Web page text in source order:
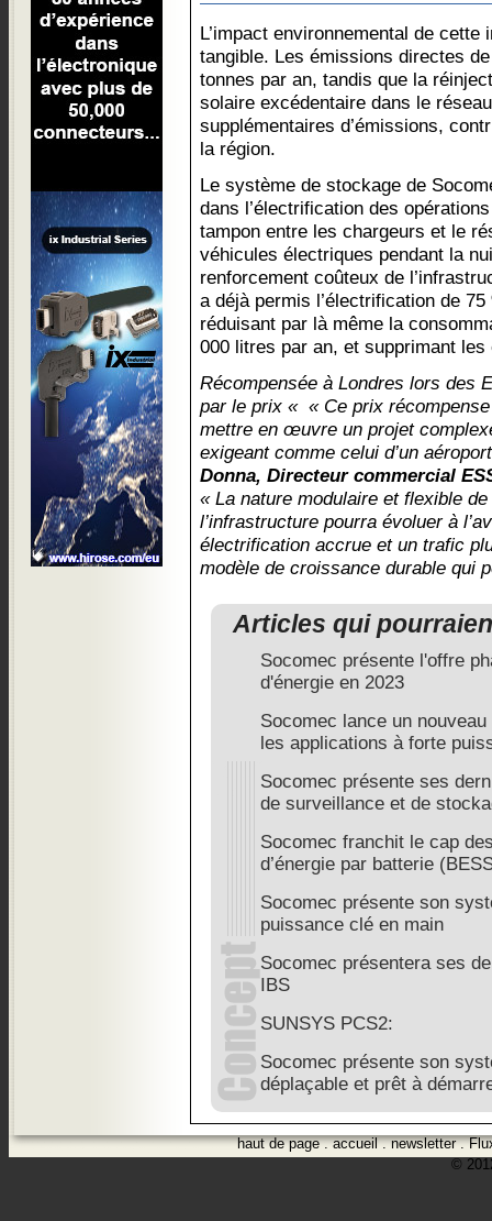
L’impact environnemental de cette
tangible. Les émissions directes
tonnes par an, tandis que la
solaire excédentaire dans le
supplémentaires d’émissions,
la région.
Le système de stockage de
dans l’électrification des
tampon entre les chargeurs et le
véhicules électriques pendant la
renforcement coûteux de
a déjà permis l’électrification de
réduisant par là même la
000 litres par an, et supprimant
Récompensée à Londres lors des
par le prix « « Ce prix
mettre en œuvre un projet
exigeant comme celui d’un
Donna, Directeur commercial
« La nature modulaire et flexible
l’infrastructure pourra évoluer à
électrification accrue et un trafic
modèle de croissance durable qui
Articles qui
Socomec présente l'offre
d'énergie en 2023
Socomec lance un
les applications à forte
Socomec présente ses
de surveillance et de
Socomec franchit le cap
d’énergie par batterie
Socomec présente son
puissance clé en main
Socomec présentera ses
IBS
SUNSYS PCS2:
Socomec présente son
déplaçable et prêt à
haut de page.accueil.newsletter.
©